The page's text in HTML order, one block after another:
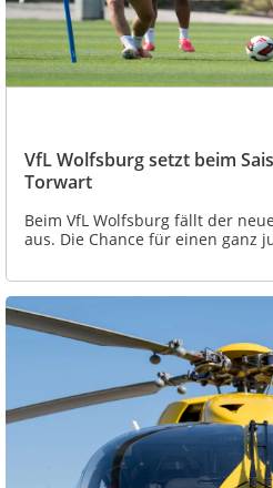
VfL Wolfsburg setzt beim
Torwart
Beim VfL Wolfsburg fällt der
aus. Die Chance für einen ganz